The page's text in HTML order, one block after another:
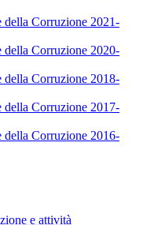
della Corruzione 2021-
della Corruzione 2020-
della Corruzione 2018-
della Corruzione 2017-
della Corruzione 2016-
e attività